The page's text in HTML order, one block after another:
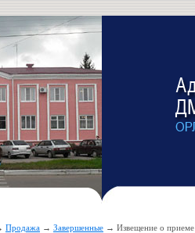
Продажа → Завершенные → Извещение о приеме